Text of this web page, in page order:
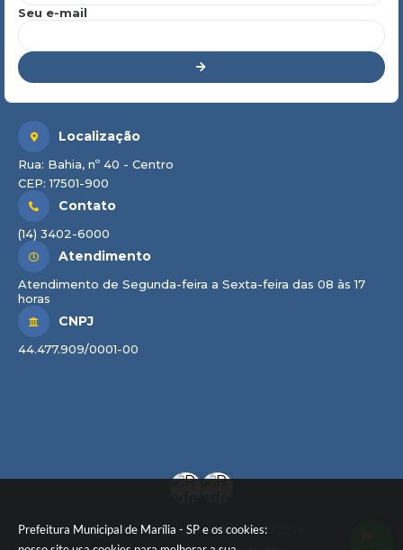
Prefeitura Municipal de Marília - SP e os cookies:
Seu e-mail
Localização
Rua: Bahia, nº 40 - Centro
CEP: 17501-900
Contato
(14) 3402-6000
Atendimento
Atendimento de Segunda-feira a Sexta-feira das 08 às 17
horas
CNPJ
44.477.909/0001-00
Versão do Sistema: 3.5.3 - 19/06/2026